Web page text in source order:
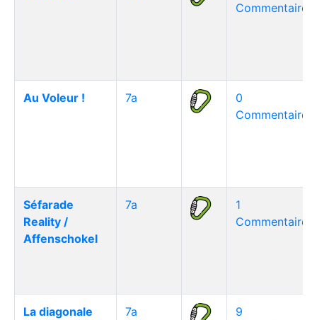
Au Voleur ! 7a
0
Séfarade
Reality /
Affenschokel
7a
1
La diagonale
7a
9